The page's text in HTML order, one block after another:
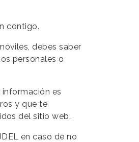
contigo.
debes saber
personales o
es
y que te
del sitio web.
en caso de no